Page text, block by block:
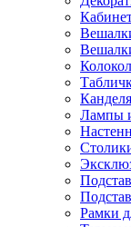
Лампы
Рамки